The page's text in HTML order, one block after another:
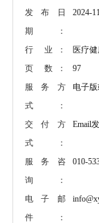
发布日
期：
2024-
行 业：
医疗
页 数：
97
服务方
式：
电子
交付方
式：
Email
服务咨
询：
010-
电子邮
件：